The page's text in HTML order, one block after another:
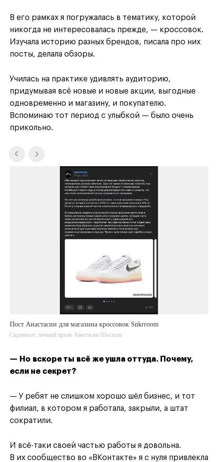
В его рамках я погружалась в тематику, которой
никогда не интересовалась прежде, — кроссовок.
Изучала историю разных брендов, писала про них
посты, делала обзоры.
Училась на практике удивлять аудиторию,
придумывая всё новые и новые акции, выгодные
одновременно и магазину, и покупателю.
Вспоминаю тот период с улыбкой — было очень
прикольно.
Пост Анастасии для магазина кроссовок Snkrroom
Скриншот: личный архив Анастасии Шосталь
— Но вскоре ты всё же ушла оттуда. Почему,
если не секрет?
— У ребят не слишком хорошо шёл бизнес, и тот
филиал, в котором я работала, закрыли, а штат
сократили.
И всё-таки своей частью работы я довольна.
В их сообщество во «ВКонтакте» я с нуля привлекла